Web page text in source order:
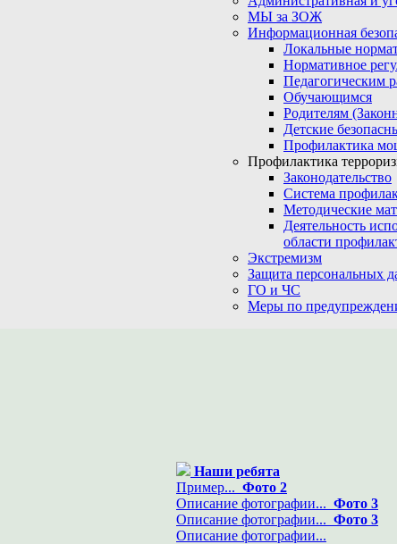
МЫ за ЗОЖ
Информационная
Локальные
Нормативное
Педагогическим
Обучающимся
Родителям
Детские
Профилактика
Профилактика
Законодательство
Система
Методические
Деятельность
области
Экстремизм
Защита персональных
ГО и ЧС
Меры по
Наши ребята
Пример... Фото 2
Описание фотографии... Фото 3
Описание фотографии... Фото 3
Описание фотографии...